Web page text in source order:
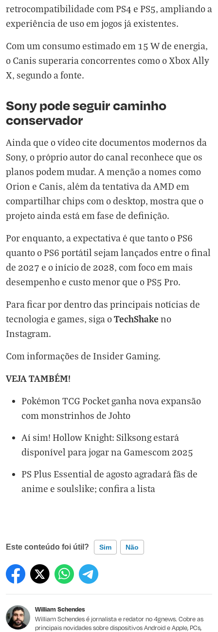
retrocompatibilidade com PS4 e PS5, ampliando a
experiência de uso em jogos já existentes.
Com um consumo estimado em 15 W de energia,
o Canis superaria concorrentes como o Xbox Ally
X, segundo a fonte.
Sony pode seguir caminho
conservador
Ainda que o vídeo cite documentos modernos da
Sony, o próprio autor do canal reconhece que os
planos podem mudar. A menção a nomes como
Orion e Canis, além da tentativa da AMD em
compartilhar chips com o desktop, mostra que o
projeto ainda está em fase de definição.
Por enquanto, a expectativa é que tanto o PS6
quanto o PS6 portátil sejam lançados entre o final
de 2027 e o início de 2028, com foco em mais
desempenho e custo menor que o PS5 Pro.
Para ficar por dentro das principais notícias de
tecnologia e games, siga oTechShake no
Instagram.
Com informações de Insider Gaming.
VEJA TAMBÉM!
Pokémon TCG Pocket ganha nova expansão
com monstrinhos de Johto
Aí sim! Hollow Knight: Silksong estará
disponível para jogar na Gamescom 2025
PS Plus Essential de agosto agradará fãs de
anime e soulslike; confira a lista
Este conteúdo foi útil? Sim Não
Este conteúdo contém informação incorreta
Outro
William Schendes
William Schendes é jornalista e redator no 4gnews. Cobre as
principais novidades sobre dispositivos Android e Apple, PCs,